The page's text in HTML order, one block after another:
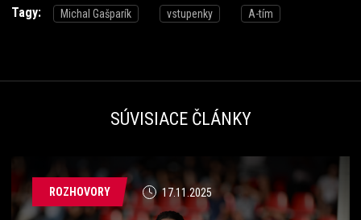
Tagy: Michal Gašparík vstupenky A-tím
SÚVISIACE ČLÁNKY
ROZHOVORY 17.11.2025